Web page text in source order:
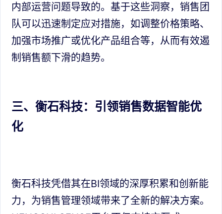
内部运营问题导致的。基于这些洞察，销售团
队可以迅速制定应对措施，如调整价格策略、
加强市场推广或优化产品组合等，从而有效遏
制销售额下滑的趋势。
三、衡石科技：引领销售数据智能优
化
衡石科技凭借其在BI领域的深厚积累和创新能
力，为销售管理领域带来了全新的解决方案。